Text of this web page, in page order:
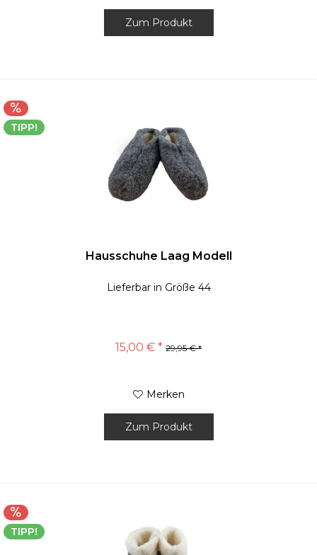
Zum Produkt
TIPP!
Hausschuhe Laag Modell
Lieferbar in Größe 44
15,00 € * 29,95 € *
Merken
Zum Produkt
TIPP!